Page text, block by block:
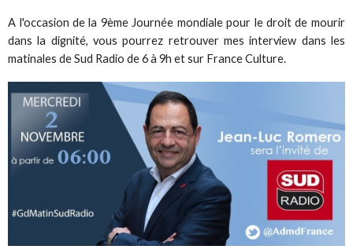
A l'occasion de la 9ème Journée mondiale pour le droit de mourir
dans la dignité, vous pourrez retrouver mes interview dans les
matinales de Sud Radio de 6 à 9h et sur France Culture.